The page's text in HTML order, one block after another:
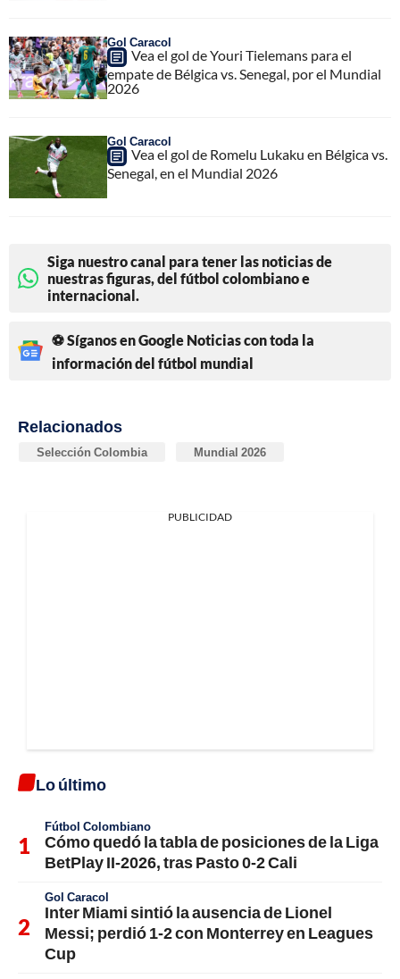
Gol Caracol
Vea el gol de Youri Tielemans para el
empate de Bélgica vs. Senegal, por el Mundial
2026
Gol Caracol
Vea el gol de Romelu Lukaku en Bélgica vs.
Senegal, en el Mundial 2026
Siga nuestro canal para tener las noticias de
nuestras figuras, del fútbol colombiano e
internacional.
⚽ Síganos en Google Noticias con toda la
información del fútbol mundial
Relacionados
Selección Colombia Mundial 2026
PUBLICIDAD
Lo último
Fútbol Colombiano
Cómo quedó la tabla de posiciones de la Liga
BetPlay II-2026, tras Pasto 0-2 Cali
Gol Caracol
Inter Miami sintió la ausencia de Lionel
Messi; perdió 1-2 con Monterrey en Leagues
Cup